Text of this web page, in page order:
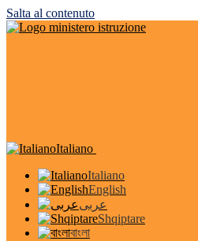
Salta al contenuto
Italiano
Italiano
English
عربى
Shqiptare
বাংলা